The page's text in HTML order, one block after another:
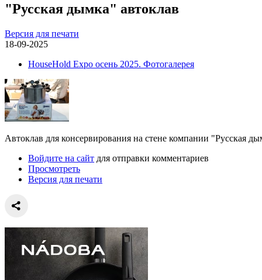
"Русская дымка" автоклав
Версия для печати
18-09-2025
HouseHold Expo осень 2025. Фотогалерея
Автоклав для консервирования на стене компании "Русская
Войдите на сайт для отправки комментариев
Просмотреть
Версия для печати